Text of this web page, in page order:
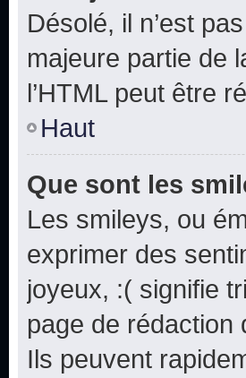
Désolé, il n’est
majeure partie de
l’HTML peut être
Haut
Que sont les
Les smileys, ou
exprimer des
joyeux, :( signifie
page de rédaction
Ils peuvent